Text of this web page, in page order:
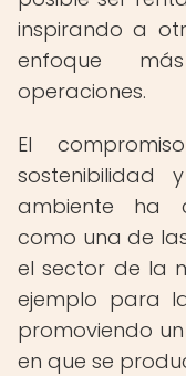
inspirando a
enfoque
operaciones.
El
ambiente ha
como una de
el sector de la
ejemplo para
promoviendo
en que se